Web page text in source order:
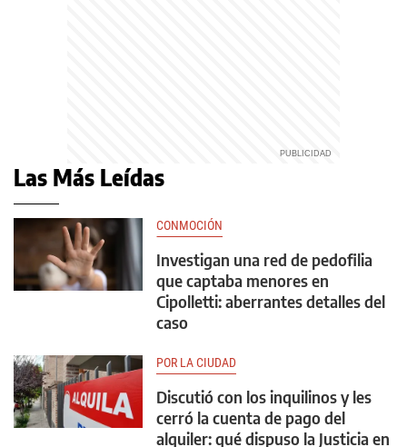
Las Más Leídas
CONMOCIÓN
Investigan una red de pedofilia
que captaba menores en
Cipolletti: aberrantes detalles del
caso
POR LA CIUDAD
Discutió con los inquilinos y les
cerró la cuenta de pago del
alquiler: qué dispuso la Justicia en